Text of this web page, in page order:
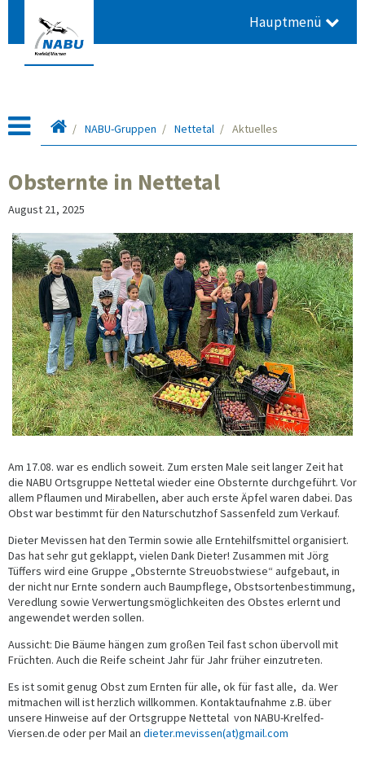
Hauptmenü
Startseite
NABU-Gruppen Nettetal Aktuelles
Obsternte in Nettetal
August 21, 2025
Am 17.08. war es endlich soweit. Zum ersten Male seit langer Zeit hat
die NABU Ortsgruppe Nettetal wieder eine Obsternte durchgeführt. Vor
allem Pflaumen und Mirabellen, aber auch erste Äpfel waren dabei. Das
Obst war bestimmt für den Naturschutzhof Sassenfeld zum Verkauf.
Dieter Mevissen hat den Termin sowie alle Erntehilfsmittel organisiert.
Das hat sehr gut geklappt, vielen Dank Dieter! Zusammen mit Jörg
Tüffers wird eine Gruppe „Obsternte Streuobstwiese“ aufgebaut, in
der nicht nur Ernte sondern auch Baumpflege, Obstsortenbestimmung,
Veredlung sowie Verwertungsmöglichkeiten des Obstes erlernt und
angewendet werden sollen.
Aussicht: Die Bäume hängen zum großen Teil fast schon übervoll mit
Früchten. Auch die Reife scheint Jahr für Jahr früher einzutreten.
Es ist somit genug Obst zum Ernten für alle, ok für fast alle, da. Wer
mitmachen will ist herzlich willkommen. Kontaktaufnahme z.B. über
unsere Hinweise auf der Ortsgruppe Nettetal von NABU-Krelfed-
Viersen.de oder per Mail an dieter.mevissen(at)gmail.com